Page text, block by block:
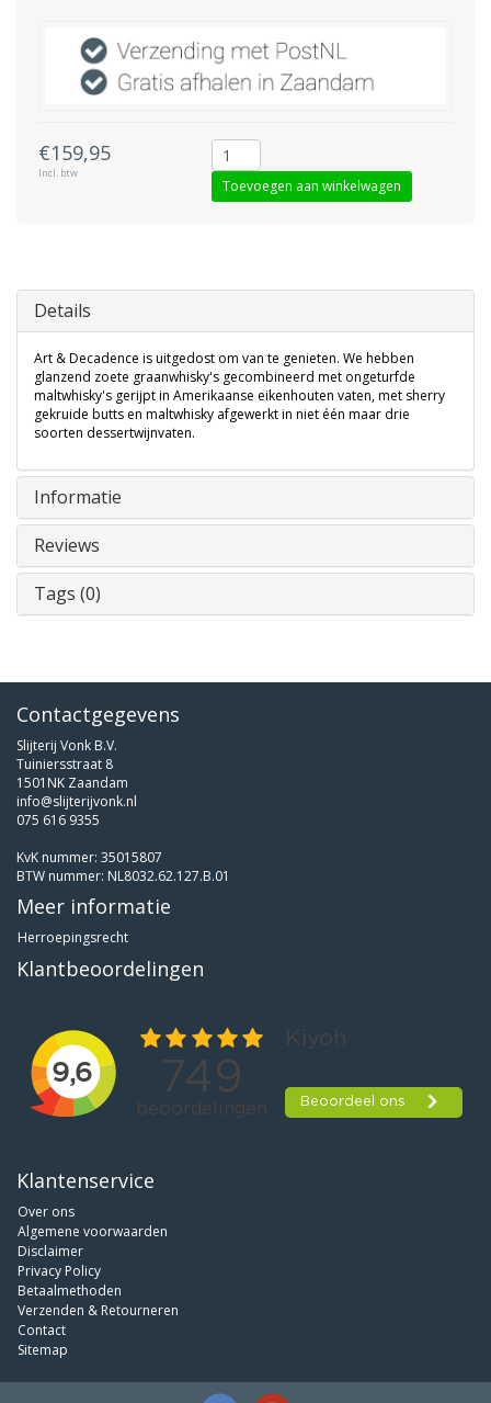
€159,95
Incl. btw
Toevoegen aan winkelwagen
Details
Art & Decadence is uitgedost om van te genieten. We hebben
glanzend zoete graanwhisky's gecombineerd met ongeturfde
maltwhisky's gerijpt in Amerikaanse eikenhouten vaten, met sherry
gekruide butts en maltwhisky afgewerkt in niet één maar drie
soorten dessertwijnvaten.
Informatie
Reviews
Tags (0)
Contactgegevens
Slijterij Vonk B.V.
Tuiniersstraat 8
1501NK Zaandam
info@slijterijvonk.nl
075 616 9355
KvK nummer: 35015807
BTW nummer: NL8032.62.127.B.01
Meer informatie
Herroepingsrecht
Klantbeoordelingen
Klantenservice
Over ons
Algemene voorwaarden
Disclaimer
Privacy Policy
Betaalmethoden
Verzenden & Retourneren
Contact
Sitemap